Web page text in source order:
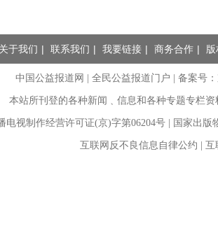
关于我们 | 联系我们 | 我要链接 | 商务合作 |
中国公益报道网 | 全民公益报道门户 |备案号
本站所刊登的各种新闻﹑信息和各种专题专栏
电视制作经营许可证(京)字第06204号 | 国家出
互联网反不良信息自律公约 |